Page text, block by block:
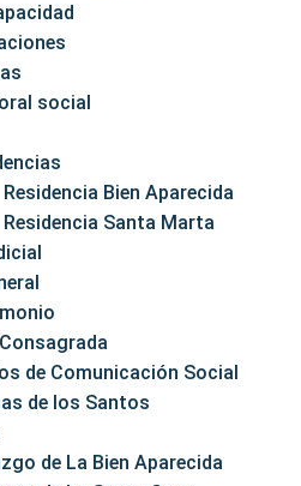
social
Residencia Bien Aparecida
Residencia Santa Marta
de Comunicación Social
de los Santos
de La Bien Aparecida